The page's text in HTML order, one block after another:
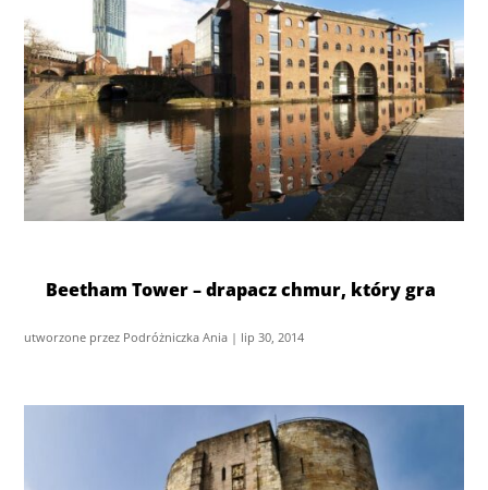
Beetham Tower – drapacz chmur, który gra
utworzone przez Podróżniczka Ania | lip 30, 2014